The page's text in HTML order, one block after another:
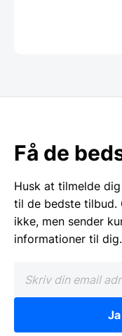
Få de
Husk at tilmelde
til de bedste tilbud.
ikke, men sender
informationer til dig.